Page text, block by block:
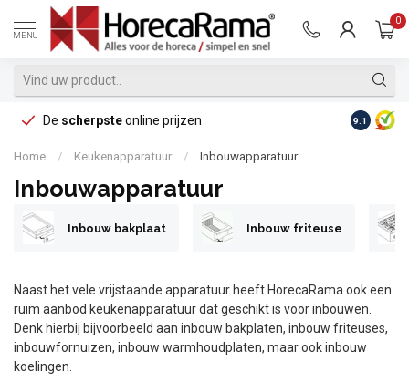
MENU
0
De scherpsteonline prijzen Op
9.1
Home / Keukenapparatuur / Inbouwapparatuur
Inbouwapparatuur
Inbouw bakplaat Inbouw friteuse
Naast het vele vrijstaande apparatuur heeft HorecaRama ook een
ruim aanbod keukenapparatuur dat geschikt is voor inbouwen.
Denk hierbij bijvoorbeeld aan inbouw bakplaten, inbouw friteuses,
inbouwfornuizen, inbouw warmhoudplaten, maar ook inbouw
koelingen.